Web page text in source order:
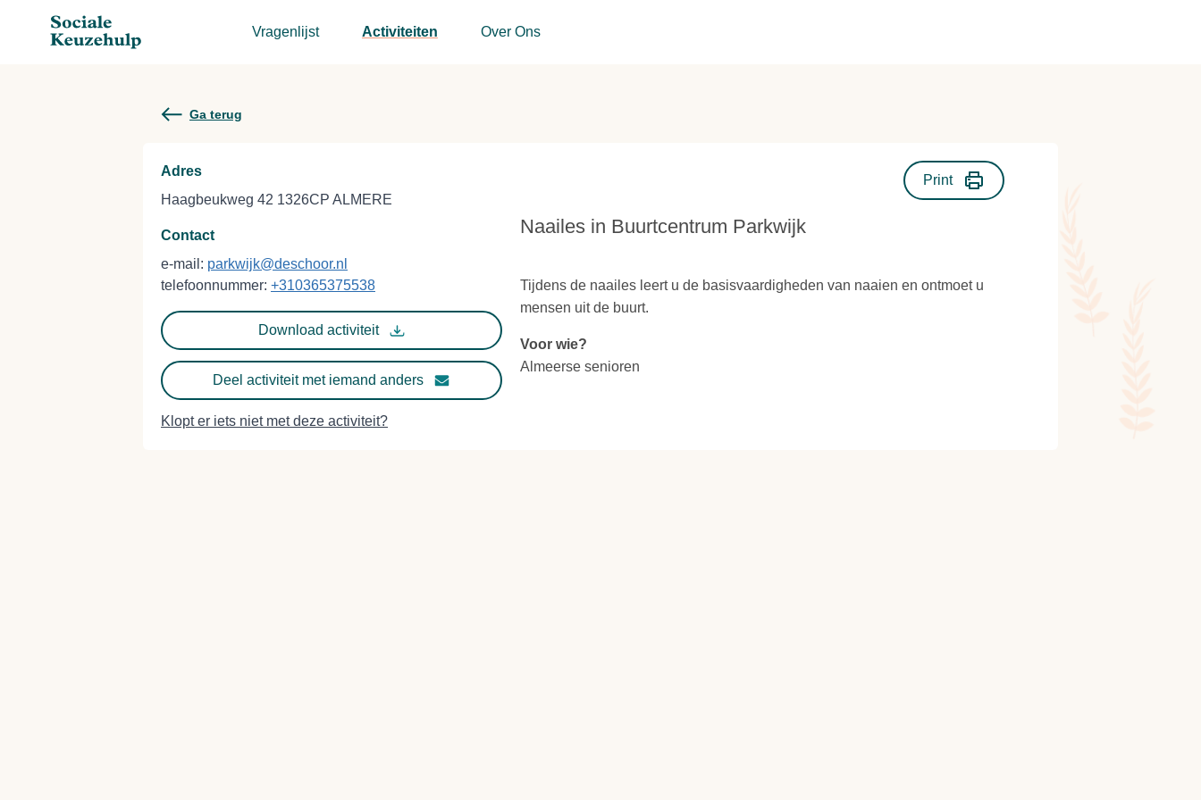
Vragenlijst Activiteiten Over Ons
Ga terug
Adres
Haagbeukweg 42 1326CP ALMERE
Contact
e-mail: parkwijk@deschoor.nl
telefoonnummer: +310365375538
Download activiteit
Deel activiteit met iemand anders
Klopt er iets niet met deze activiteit?
Print
Naailes in Buurtcentrum Parkwijk
Tijdens de naailes leert u de basisvaardigheden van naaien en ontmoet u
mensen uit de buurt.
Voor wie?
Almeerse senioren